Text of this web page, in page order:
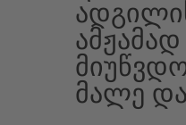
Ამჟამად
Მალე